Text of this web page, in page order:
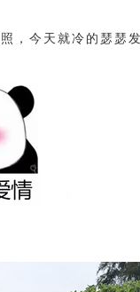
，今天就冷的瑟瑟